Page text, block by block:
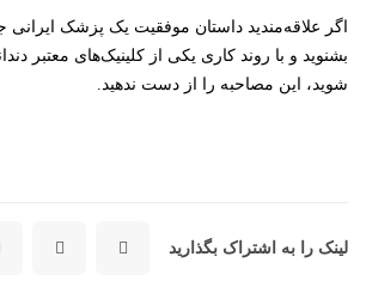
اگر علاقه‌مندید داستان موفقیت یک پزشک ایرانی
بشنوید و با روند کاری یکی از کلینیک‌های معتبر
شوید، این مصاحبه را از دست ندهید.
لینک را به اشتراک بگذارید